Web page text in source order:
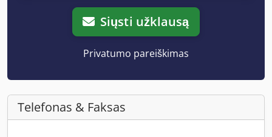
Siųsti užklausą
Privatumo pareiškimas
Telefonas & Faksas